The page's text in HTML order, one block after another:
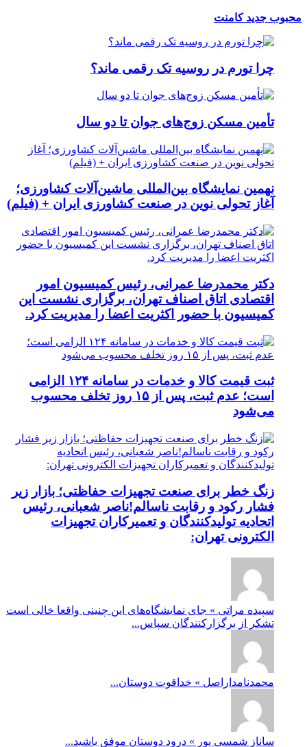
محبوب جدیدکامنت
چرا تورم در روسیه تک رقمی ماند؟
تأمین مسکن زوج‌های جوان تا دو سال
نهمین نمایشگاه بین‌المللی ماشین‌آلات کشاورزی؛
آغاز تحولی نوین در صنعت کشاورزی ایران + (فیلم)
دکتر محمدرضا عمرانی، رئیس کمیسیون امور
اقتصادی اتاق اصناف تهران، برگزاری نشست این
کمیسیون با حضور اکثریت اعضا را مدیریت کرد.
ثبت قیمت کالا و خدمات در سامانه ۱۲۴ الزامی
است؛ عدم ثبت، پس از ۱۵ روز تخلف محسوب
می‌شود
زنگ خطر برای صنعت تجهیزات حفاظتی؛ بازار زیر
فشار رکود و رقابت ناسالم!ناصر شعبانی، رئیس
اتحادیه تولیدکنندگان و تعمیرکاران تجهیزات
الکترونی تهران:
سپیده مراتی » جای نمایشگاه‌های این چنینی واقعا خالی است
تشکر از برگزارکنندگان سپاس...
محمدنامداراصل » خداقوت دوستان...
ساناز شمسی پور » درود دوستان موفق باشید...